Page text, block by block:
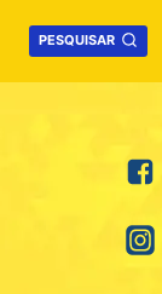
PESQUISAR